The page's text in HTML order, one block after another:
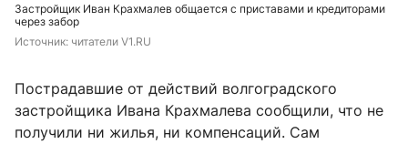
Застройщик Иван Крахмалев общается с приставами и кредиторами
через забор
Источник: читатели V1.RU
Пострадавшие от действий волгоградского
застройщика Ивана Крахмалева сообщили, что не
получили ни жилья, ни компенсаций. Сам